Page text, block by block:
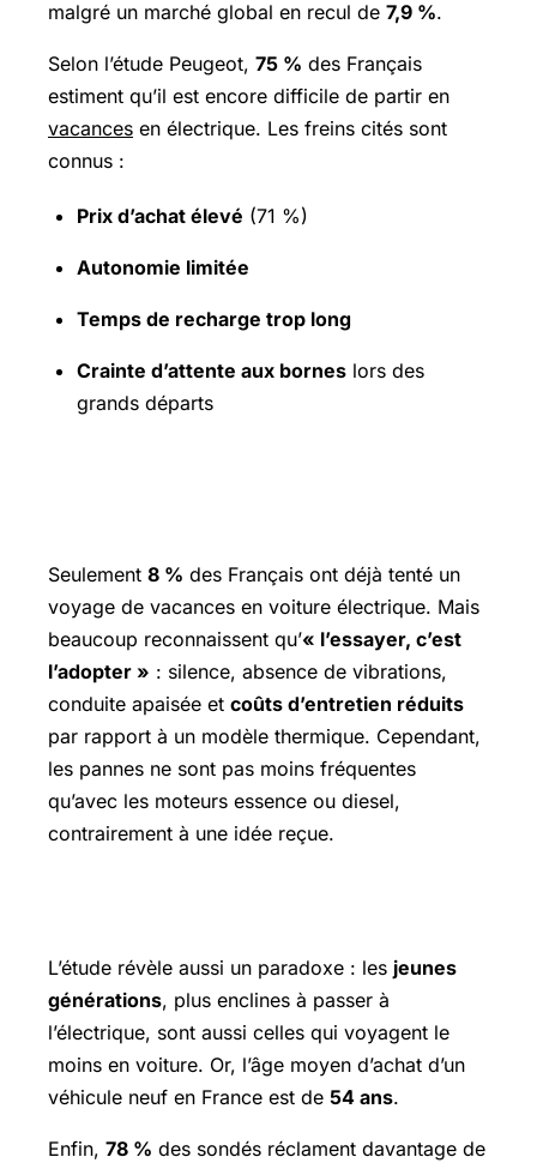
malgré un marché global en recul de 7,9 %.
Selon l’étude Peugeot, 75 % des Français
estiment qu’il est encore difficile de partir en
vacances en électrique. Les freins cités sont
connus :
Prix d’achat élevé (71 %)
Autonomie limitée
Temps de recharge trop long
Crainte d’attente aux bornes lors des
grands départs
Seulement 8 % des Français ont déjà tenté un
voyage de vacances en voiture électrique. Mais
beaucoup reconnaissent qu’« l’essayer, c’est
l’adopter » : silence, absence de vibrations,
conduite apaisée et coûts d’entretien réduits
par rapport à un modèle thermique. Cependant,
les pannes ne sont pas moins fréquentes
qu’avec les moteurs essence ou diesel,
contrairement à une idée reçue.
L’étude révèle aussi un paradoxe : les jeunes
générations, plus enclines à passer à
l’électrique, sont aussi celles qui voyagent le
moins en voiture. Or, l’âge moyen d’achat d’un
véhicule neuf en France est de 54 ans.
Enfin, 78 % des sondés réclament davantage de